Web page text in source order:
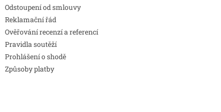
Odstoupení od smlouvy
Reklamační řád
Ověřování recenzí a referencí
Pravidla soutěží
Prohlášení o shodě
Způsoby platby